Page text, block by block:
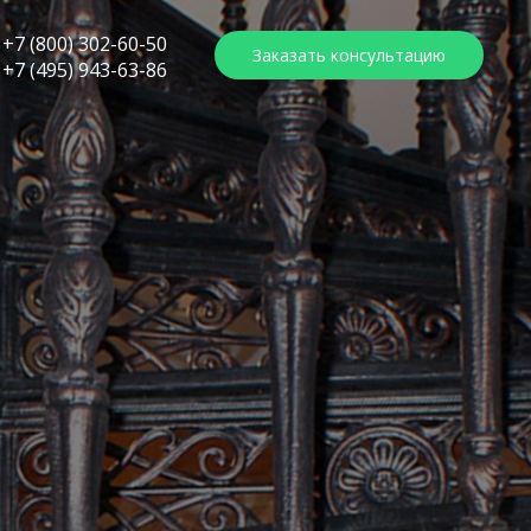
+7 (800) 302-60-50
+7 (495) 943-63-86
Заказать консультацию